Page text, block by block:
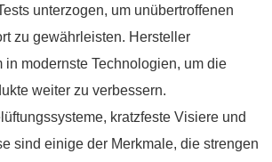
unterzogen, um unübertroffenen
zu gewährleisten. Hersteller
in modernste Technologien, um die
weiter zu verbessern.
kratzfeste Visiere und
sind einige der Merkmale, die strengen